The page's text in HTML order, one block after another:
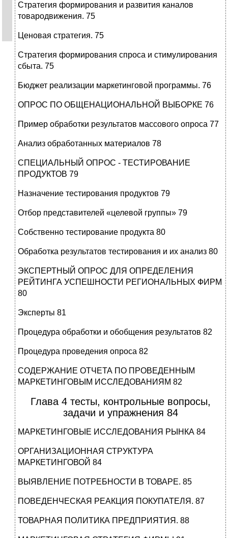
Стратегия формирования и развития каналов
товародвижения. 75
Ценовая стратегия. 75
Стратегия формирования спроса и стимулирования
сбыта. 75
Бюджет реализации маркетинговой программы. 76
ОПРОС ПО ОБЩЕНАЦИОНАЛЬНОЙ ВЫБОРКЕ 76
Пример обработки результатов массового опроса 77
Анализ обработанных материалов 78
СПЕЦИАЛЬНЫЙ ОПРОС - ТЕСТИРОВАНИЕ
ПРОДУКТОВ 79
Назначение тестирования продуктов 79
Отбор представителей «целевой группы» 79
Собственно тестирование продукта 80
Обработка результатов тестирования и их анализ 80
ЭКСПЕРТНЫЙ ОПРОС ДЛЯ ОПРЕДЕЛЕНИЯ
РЕЙТИНГА УСПЕШНОСТИ РЕГИОНАЛЬНЫХ ФИРМ
80
Эксперты 81
Процедура обработки и обобщения результатов 82
Процедура проведения опроса 82
СОДЕРЖАНИЕ ОТЧЕТА ПО ПРОВЕДЕННЫМ
МАРКЕТИНГОВЫМ ИССЛЕДОВАНИЯМ 82
Глава 4 тесты, контрольные вопросы,
задачи и упражнения 84
МАРКЕТИНГОВЫЕ ИССЛЕДОВАНИЯ РЫНКА 84
ОРГАНИЗАЦИОННАЯ СТРУКТУРА
МАРКЕТИНГОВОЙ 84
ВЫЯВЛЕНИЕ ПОТРЕБНОСТИ В ТОВАРЕ. 85
ПОВЕДЕНЧЕСКАЯ РЕАКЦИЯ ПОКУПАТЕЛЯ. 87
ТОВАРНАЯ ПОЛИТИКА ПРЕДПРИЯТИЯ. 88